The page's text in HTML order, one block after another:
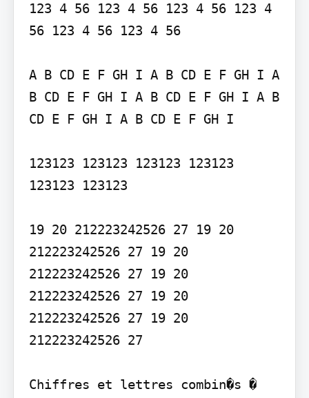
123 4 56 123 4 56 123 4 56 123 4
56 123 4 56 123 4 56
A B CD E F GH I A B CD E F GH I A
B CD E F GH I A B CD E F GH I A B
CD E F GH I A B CD E F GH I
123123 123123 123123 123123
123123 123123
19 20 212223242526 27 19 20
212223242526 27 19 20
212223242526 27 19 20
212223242526 27 19 20
212223242526 27 19 20
212223242526 27
Chiffres et lettres combin�s �